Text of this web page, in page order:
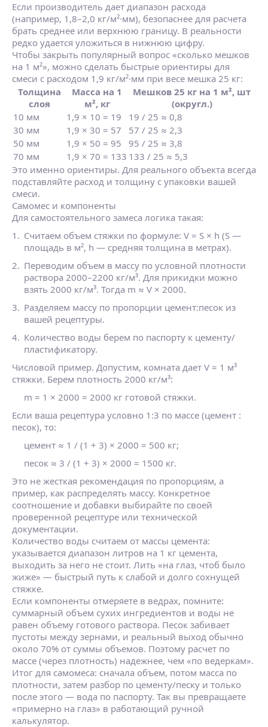
Если производитель дает диапазон расхода
(например, 1,8–2,0 кг/м²·мм), безопаснее для расчета
брать среднее или верхнюю границу. В реальности
редко удается уложиться в нижнюю цифру.
Чтобы закрыть популярный вопрос «сколько мешков
на 1 м²», можно сделать быстрые ориентиры для
смеси с расходом 1,9 кг/м²·мм при весе мешка 25 кг:
Толщина
слоя
Масса на 1
м², кг
Мешков 25 кг на 1 м², шт
(округл.)
10 мм
1,9 × 10 = 19
19 / 25 ≈ 0,8
30 мм
1,9 × 30 = 57
57 / 25 ≈ 2,3
50 мм
1,9 × 50 = 95
95 / 25 ≈ 3,8
70 мм
1,9 × 70 = 133 133 / 25 ≈ 5,3
Это именно ориентиры. Для реального объекта всегда
подставляйте расход и толщину с упаковки вашей
смеси.
Самомес и компоненты
Для самостоятельного замеса логика такая:
Считаем объем стяжки по формуле: V = S × h (S —
площадь в м², h — средняя толщина в метрах).
Переводим объем в массу по условной плотности
раствора 2000–2200 кг/м³. Для прикидки можно
взять 2000 кг/м³. Тогда m ≈ V × 2000.
Разделяем массу по пропорции цемент:песок из
вашей рецептуры.
Количество воды берем по паспорту к цементу/
пластификатору.
Числовой пример. Допустим, комната дает V = 1 м³
стяжки. Берем плотность 2000 кг/м³:
m = 1 × 2000 = 2000 кг готовой стяжки.
Если ваша рецептура условно 1:3 по массе (цемент :
песок), то:
цемент ≈ 1 / (1 + 3) × 2000 = 500 кг;
песок ≈ 3 / (1 + 3) × 2000 = 1500 кг.
Это не жесткая рекомендация по пропорциям, а
пример, как распределять массу. Конкретное
соотношение и добавки выбирайте по своей
проверенной рецептуре или технической
документации.
Количество воды считаем от массы цемента:
указывается диапазон литров на 1 кг цемента,
выходить за него не стоит. Лить «на глаз, чтоб было
жиже» — быстрый путь к слабой и долго сохнущей
стяжке.
Если компоненты отмеряете в ведрах, помните:
суммарный объем сухих ингредиентов и воды не
равен объему готового раствора. Песок забивает
пустоты между зернами, и реальный выход обычно
около 70% от суммы объемов. Поэтому расчет по
массе (через плотность) надежнее, чем «по ведеркам».
Итог для самомеса: сначала объем, потом масса по
плотности, затем разбор по цементу/песку и только
после этого — вода по паспорту. Так вы превращаете
«примерно на глаз» в работающий ручной
калькулятор.